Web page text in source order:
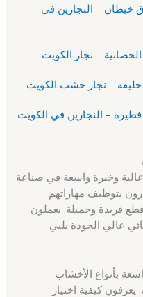
65727284 – أبرق خيطان – النجارين في
وخبرة واسعة في صناعة
بتوظيف مهاراتهم
فريدة وجميلة. يعملون
عالي الجودة يلبي
بأنواع الأخشاب
كيفية اختيار